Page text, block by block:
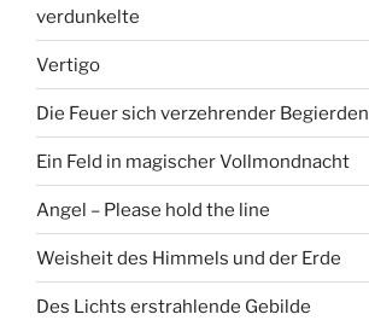
verdunkelte
Vertigo
Die Feuer sich verzehrender Begierden
Ein Feld in magischer Vollmondnacht
Angel – Please hold the line
Weisheit des Himmels und der Erde
Des Lichts erstrahlende Gebilde